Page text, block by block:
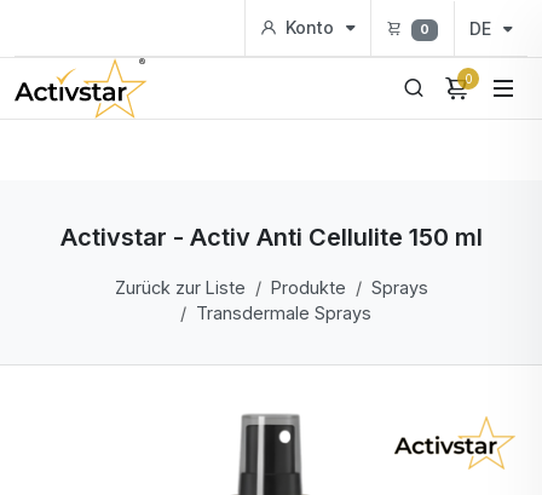
Konto 0 DE
0
Activstar - Activ Anti Cellulite 150 ml
Zurück zur Liste Produkte
Sprays
Transdermale Sprays